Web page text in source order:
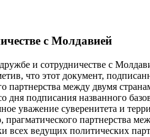
с Молдавией
и сотрудничестве с
что этот документ,
партнерства между двумя
дня подписания названного
уважение суверенитета и
прагматического
всех ведущих политических